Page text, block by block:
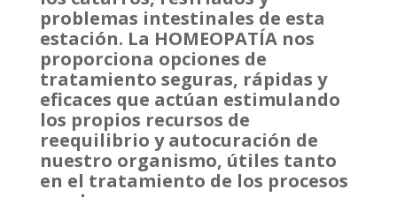
problemas intestinales de esta
estación. La HOMEOPATÍA nos
proporciona opciones de
tratamiento seguras, rápidas y
eficaces que actúan estimulando
los propios recursos de
reequilibrio y autocuración de
nuestro organismo, útiles tanto
en el tratamiento de los procesos